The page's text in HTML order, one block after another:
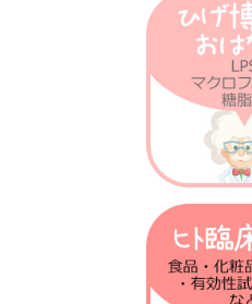
第30回 食事と抗菌作用の話
第29回 抗生物質の話
第28回 ステロイドの話
第25回 受精卵の話
第24回 腸内細菌の話
第23回 神経細胞の話
第22回 アルツハイマーの話